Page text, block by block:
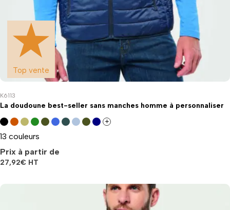
Top vente
K6113
La doudoune best-seller sans manches homme à personnaliser
+
13 couleurs
Prix à partir de
27,92€ HT